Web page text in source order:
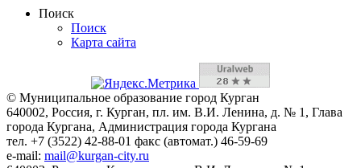
Поиск
Поиск
Карта сайта
© Муниципальное образование город Курган
640002, Россия, г. Курган, пл. им. В.И. Ленина, д. № 1, Глава
города Кургана, Администрация города Кургана
тел. +7 (3522) 42-88-01 факс (автомат.) 46-59-69
e-mail: mail@kurgan-city.ru